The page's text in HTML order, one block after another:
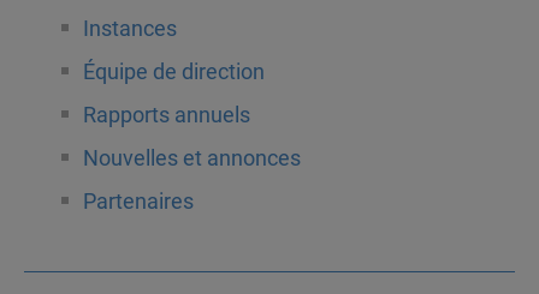
Instances
Équipe de direction
Rapports annuels
Nouvelles et annonces
Partenaires